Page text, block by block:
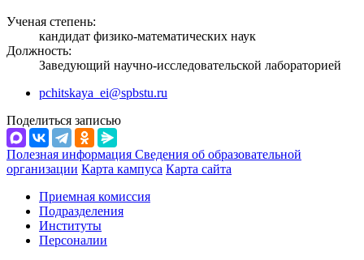
Ученая степень:
кандидат физико-математических наук
Должность:
Заведующий научно-исследовательской лабораторией
pchitskaya_ei@spbstu.ru
Поделиться записью
Полезная информация Сведения об образовательной
организации Карта кампуса Карта сайта
Приемная комиссия
Подразделения
Институты
Персоналии